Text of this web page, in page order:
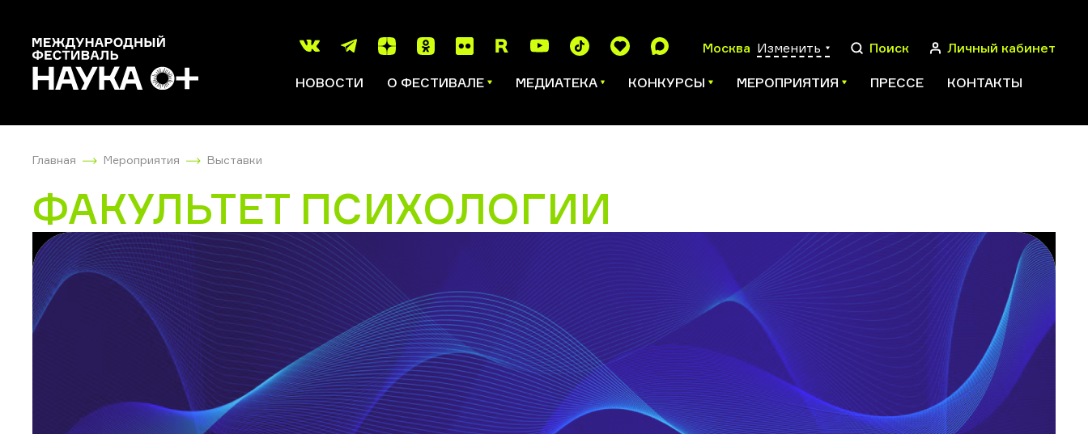
Москва Изменить Поиск Личный кабинет
НОВОСТИ О ФЕСТИВАЛЕ МЕДИАТЕКА КОНКУРСЫ МЕРОПРИЯТИЯ ПРЕССЕ КОНТАКТЫ
Главная Мероприятия Выставки
ФАКУЛЬТЕТ ПСИХОЛОГИИ